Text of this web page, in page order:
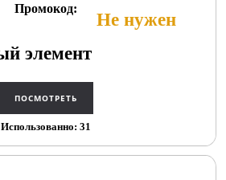
Промокод:
Не нужен
Использованно: 31